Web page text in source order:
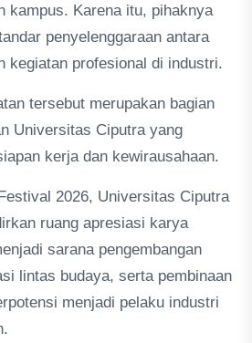
kampus. Karena itu, pihaknya
penyelenggaraan antara
kegiatan profesional di industri.
tersebut merupakan bagian
Universitas Ciputra yang
kerja dan kewirausahaan.
2026, Universitas Ciputra
ruang apresiasi karya
sarana pengembangan
lintas budaya, serta pembinaan
menjadi pelaku industri